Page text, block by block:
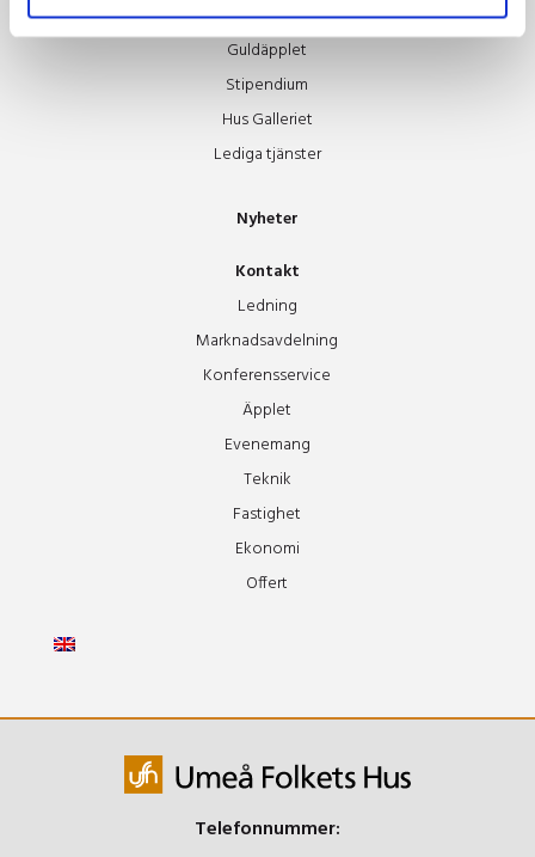
Styrelsen
Guldäpplet
Stipendium
Hus Galleriet
Lediga tjänster
Nyheter
Kontakt
Ledning
Marknadsavdelning
Konferensservice
Äpplet
Evenemang
Teknik
Fastighet
Ekonomi
Offert
Telefonnummer: